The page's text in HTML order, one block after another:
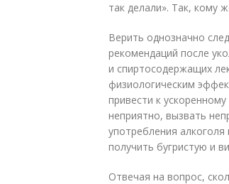
так делали». Так, кому
Верить однозначно
рекомендаций после
и спиртосодержащих
физиологическим
привести к
неприятно, вызвать
употребления
получить бугристую и
Отвечая на вопрос,